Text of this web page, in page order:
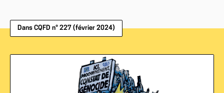
Dans CQFD n° 227 (février 2024)